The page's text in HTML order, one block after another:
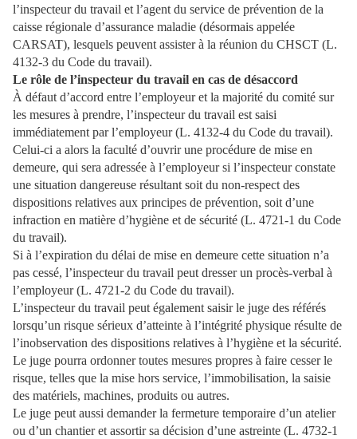
l’inspecteur du travail et l’agent du service de prévention de la
caisse régionale d’assurance maladie (désormais appelée
CARSAT), lesquels peuvent assister à la réunion du CHSCT (L.
4132-3 du Code du travail).
Le rôle de l’inspecteur du travail en cas de désaccord
À défaut d’accord entre l’employeur et la majorité du comité sur
les mesures à prendre, l’inspecteur du travail est saisi
immédiatement par l’employeur (L. 4132-4 du Code du travail).
Celui-ci a alors la faculté d’ouvrir une procédure de mise en
demeure, qui sera adressée à l’employeur si l’inspecteur constate
une situation dangereuse résultant soit du non-respect des
dispositions relatives aux principes de prévention, soit d’une
infraction en matière d’hygiène et de sécurité (L. 4721-1 du Code
du travail).
Si à l’expiration du délai de mise en demeure cette situation n’a
pas cessé, l’inspecteur du travail peut dresser un procès-verbal à
l’employeur (L. 4721-2 du Code du travail).
L’inspecteur du travail peut également saisir le juge des référés
lorsqu’un risque sérieux d’atteinte à l’intégrité physique résulte de
l’inobservation des dispositions relatives à l’hygiène et la sécurité.
Le juge pourra ordonner toutes mesures propres à faire cesser le
risque, telles que la mise hors service, l’immobilisation, la saisie
des matériels, machines, produits ou autres.
Le juge peut aussi demander la fermeture temporaire d’un atelier
ou d’un chantier et assortir sa décision d’une astreinte (L. 4732-1